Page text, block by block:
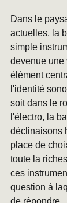
Dans le
actuelles, la
simple
devenue une
élément
l'identité
soit dans le
l'électro, la
déclinaisons
place de
toute la
ces
question à
de répondre.